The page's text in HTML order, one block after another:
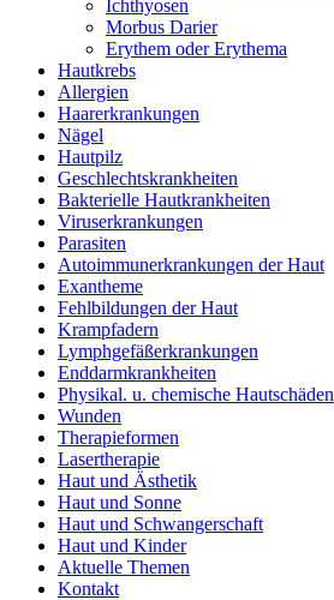
Ichthyosen
Morbus Darier
Erythem oder Erythema
Hautkrebs
Allergien
Haarerkrankungen
Nägel
Hautpilz
Geschlechtskrankheiten
Bakterielle Hautkrankheiten
Viruserkrankungen
Parasiten
Autoimmunerkrankungen der Haut
Exantheme
Fehlbildungen der Haut
Krampfadern
Lymphgefäßerkrankungen
Enddarmkrankheiten
Physikal. u. chemische Hautschäden
Wunden
Therapieformen
Lasertherapie
Haut und Ästhetik
Haut und Sonne
Haut und Schwangerschaft
Haut und Kinder
Aktuelle Themen
Kontakt